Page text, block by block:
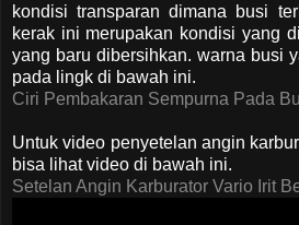
kondisi transparan dimana busi
kerak ini merupakan kondisi yang
yang baru dibersihkan. warna busi
pada lingk di bawah ini.
Ciri Pembakaran Sempurna Pada
Untuk video penyetelan angin
bisa lihat video di bawah ini.
Setelan Angin Karburator Vario Irit